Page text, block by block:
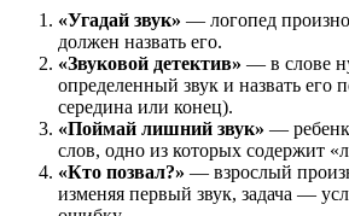
«Угадай звук» — логопед
должен назвать его.
«Звуковой детектив» — в слове
определенный звук и назвать его
середина или конец).
«Поймай лишний звук» —
слов, одно из которых содержит
«Кто позвал?» — взрослый
изменяя первый звук, задача —